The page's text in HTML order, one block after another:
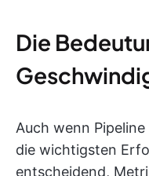
Die
Auch wenn
die wichtigsten
entscheidend,